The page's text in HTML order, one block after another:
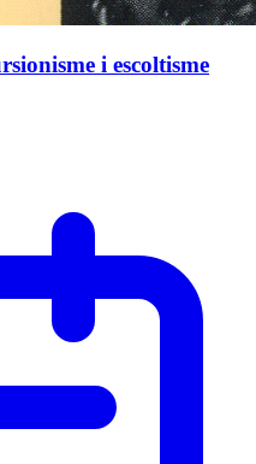
i escoltisme